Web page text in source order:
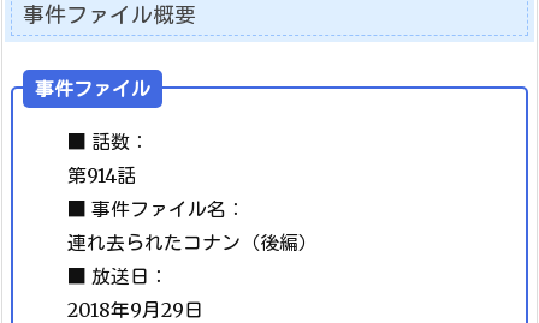
事件ファイル概要
事件ファイル
■ 話数：
第914話
■ 事件ファイル名：
連れ去られたコナン（後編）
■ 放送日：
2018年9月29日